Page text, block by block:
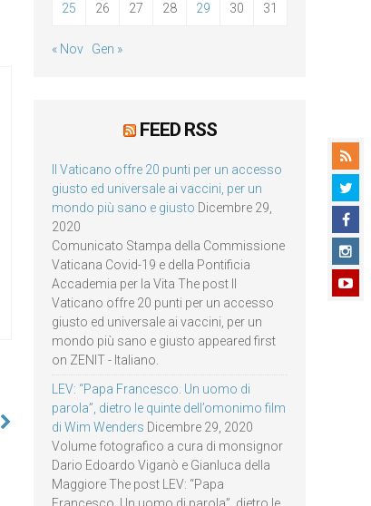
25 26 27 28 29 30 31
« Nov Gen »
FEED RSS
Il Vaticano offre 20 punti per un accesso
giusto ed universale ai vaccini, per un
mondo più sano e giusto Dicembre 29,
2020
Comunicato Stampa della Commissione
Vaticana Covid-19 e della Pontificia
Accademia per la Vita The post Il
Vaticano offre 20 punti per un accesso
giusto ed universale ai vaccini, per un
mondo più sano e giusto appeared first
on ZENIT - Italiano.
LEV: “Papa Francesco. Un uomo di
parola”, dietro le quinte dell’omonimo film
di Wim Wenders Dicembre 29, 2020
Volume fotografico a cura di monsignor
Dario Edoardo Viganò e Gianluca della
Maggiore The post LEV: “Papa